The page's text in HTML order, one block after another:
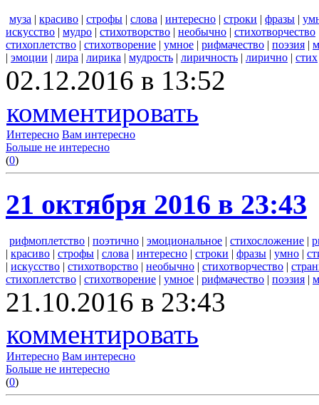
муза | красиво | строфы | слова | интересно | строки | фразы |
искусство | мудро | стихотворство | необычно | стихотворчество
стихоплетство | стихотворение | умное | рифмачество | поэзия |
| эмоции | лира | лирика | мудрость | лиричность | лирично | стих
02.12.2016 в 13:52
комментировать
Интересно Вам интересно
Больше не интересно
(0)
21 октября 2016 в 23:43
рифмоплетство | поэтично | эмоциональное | стихосложение |
| красиво | строфы | слова | интересно | строки | фразы | умно |
| искусство | стихотворство | необычно | стихотворчество |
стихоплетство | стихотворение | умное | рифмачество | поэзия |
21.10.2016 в 23:43
комментировать
Интересно Вам интересно
Больше не интересно
(0)